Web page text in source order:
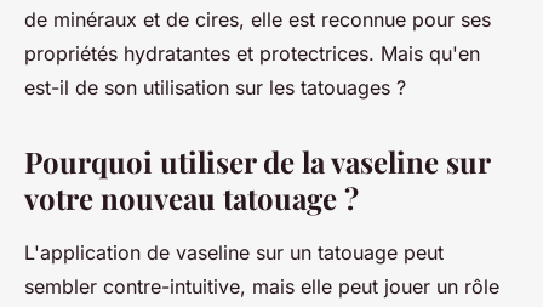
de minéraux et de cires, elle est reconnue pour ses
propriétés hydratantes et protectrices. Mais qu'en
est-il de son utilisation sur les tatouages ?
Pourquoi utiliser de la vaseline sur
votre nouveau tatouage ?
L'application de vaseline sur un tatouage peut
sembler contre-intuitive, mais elle peut jouer un rôle